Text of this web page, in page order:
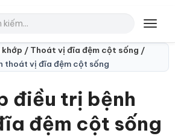
khớp / Thoát vị đĩa đệm cột sống /
thoát vị đĩa đệm cột sống
điều trị bệnh
đệm cột sống